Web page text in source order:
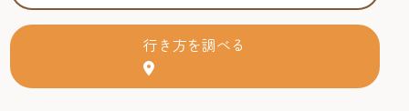
行き方を調べる